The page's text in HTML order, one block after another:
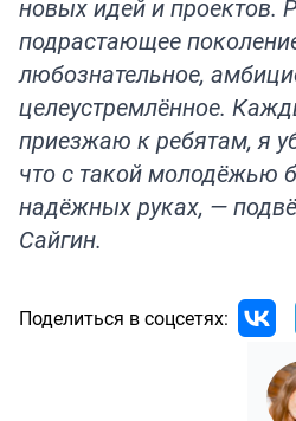
новых идей и проектов.
подрастающее
любознательное,
целеустремлённое.
приезжаю к ребятам, я
что с такой молодёжью
надёжных руках, —
Сайгин.
Поделиться в соцсетях: